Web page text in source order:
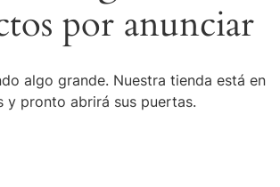
por anunciar
algo grande. Nuestra tienda está en
y pronto abrirá sus puertas.